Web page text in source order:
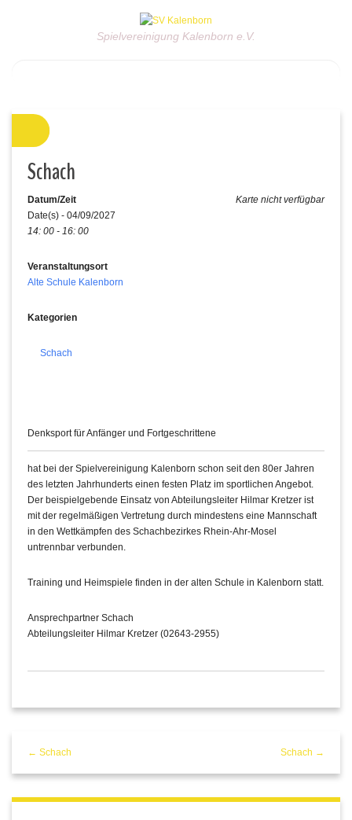
Spielvereinigung Kalenborn e.V.
Schach
Karte nicht verfügbar
Datum/Zeit
Date(s) - 04/09/2027
14: 00 - 16: 00
Veranstaltungsort
Alte Schule Kalenborn
Kategorien
Schach
Denksport für Anfänger und Fortgeschrittene
hat bei der Spielvereinigung Kalenborn schon seit den 80er Jahren
des letzten Jahrhunderts einen festen Platz im sportlichen Angebot.
Der beispielgebende Einsatz von Abteilungsleiter Hilmar Kretzer ist
mit der regelmäßigen Vertretung durch mindestens eine Mannschaft
in den Wettkämpfen des Schachbezirkes Rhein-Ahr-Mosel
untrennbar verbunden.
Training und Heimspiele finden in der alten Schule in Kalenborn statt.
Ansprechpartner Schach
Abteilungsleiter Hilmar Kretzer (02643-2955)
← Schach Schach →